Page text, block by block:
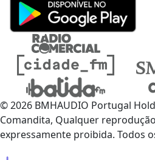
© 2026 BMHAUDIO Portugal
Comandita, Qualquer
expressamente proibida. Todos